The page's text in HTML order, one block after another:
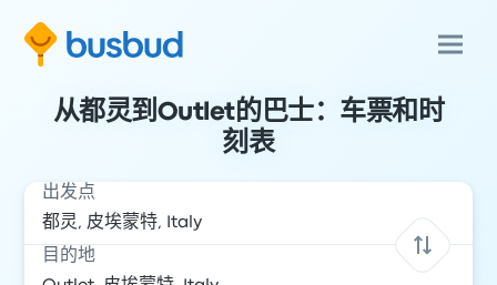
从都灵到Outlet的巴士：车票和时
刻表
出发点
目的地